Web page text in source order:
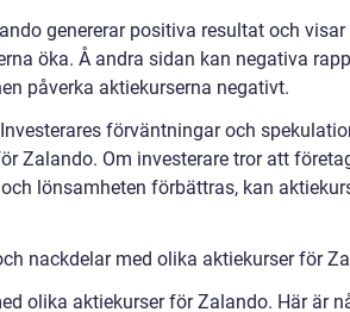
genererar positiva resultat och visar
öka. Å andra sidan kan negativa
påverka aktiekurserna negativt.
förväntningar och
Zalando. Om investerare tror att
lönsamheten förbättras, kan
nackdelar med olika aktiekurser för
olika aktiekurser för Zalando. Här är